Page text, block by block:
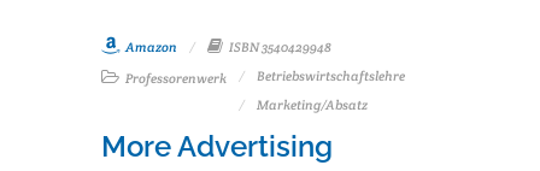
Amazon
ISBN 3540429948
Professorenwerk
Betriebswirtschaftslehre
Marketing/Absatz
More Advertising